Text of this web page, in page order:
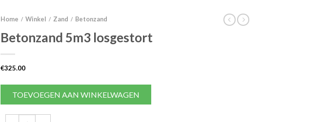
Home / Winkel / Zand / Betonzand
Betonzand 5m3 losgestort
€325.00
TOEVOEGEN AAN WINKELWAGEN